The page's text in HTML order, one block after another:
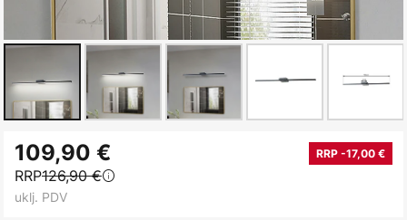
to
the
beginning
109,90 € RRP -17,00 €
RRP126,90 €
uklj. PDV